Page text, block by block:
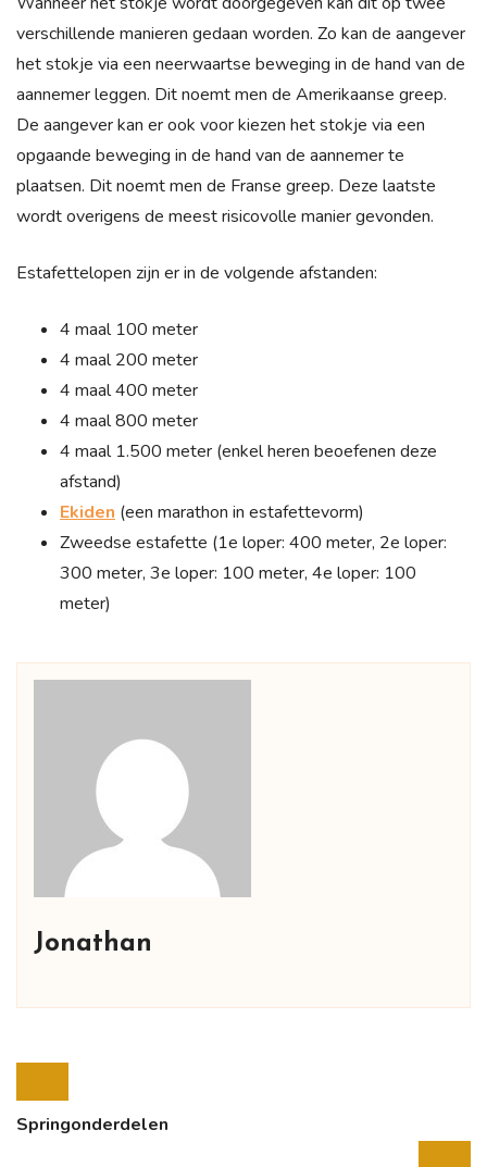
verschillende manieren gedaan worden. Zo kan de aangever
het stokje via een neerwaartse beweging in de hand van de
aannemer leggen. Dit noemt men de Amerikaanse greep.
De aangever kan er ook voor kiezen het stokje via een
opgaande beweging in de hand van de aannemer te
plaatsen. Dit noemt men de Franse greep. Deze laatste
wordt overigens de meest risicovolle manier gevonden.
Estafettelopen zijn er in de volgende afstanden:
4 maal 100 meter
4 maal 200 meter
4 maal 400 meter
4 maal 800 meter
4 maal 1.500 meter (enkel heren beoefenen deze
afstand)
Ekiden (een marathon in estafettevorm)
Zweedse estafette (1e loper: 400 meter, 2e loper:
300 meter, 3e loper: 100 meter, 4e loper: 100
meter)
Jonathan
Springonderdelen